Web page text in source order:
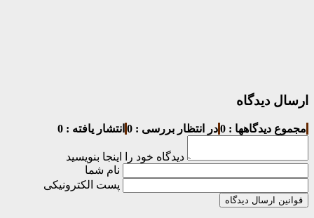
ارسال دیدگاه
مجموع دیدگاهها : 0 در انتظار بررسی : 0 انتشار یافته : 0
دیدگاه خود را اینجا بنویسید
نام شما
پست الکترونیکی
قوانین ارسال دیدگاه